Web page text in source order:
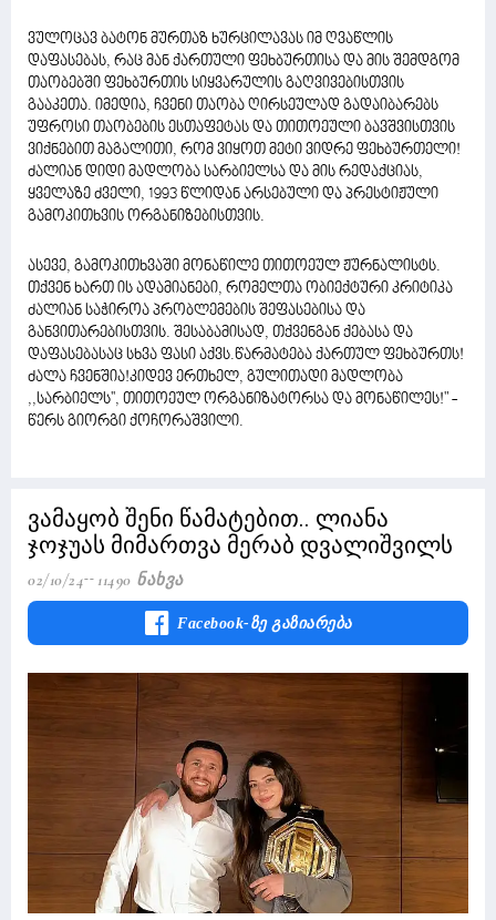
ვულოცავ ბატონ მურთაზ ხურცილავას იმ ღვაწლის
დაფასებას, რაც მან ქართული ფეხბურთისა და მის შემდგომ
თაობებში ფეხბურთის სიყვარულის გაღვივებისთვის
გააკეთა. იმედია, ჩვენი თაობა ღირსეულად გადაიბარებს
უფროსი თაობების ესთაფეტას და თითოეული ბავშვისთვის
ვიქნებით მაგალითი, რომ ვიყოთ მეტი ვიდრე ფეხბურთელი!
ძალიან დიდი მადლობა სარბიელსა და მის რედაქციას,
ყველაზე ძველი, 1993 წლიდან არსებული და პრესტიჟული
გამოკითხვის ორგანიზებისთვის.
ასევე, გამოკითხვაში მონაწილე თითოეულ ჟურნალისტს.
თქვენ ხართ ის ადამიანები, რომელთა ობიექტური კრიტიკა
ძალიან საჭიროა პრობლემების შეფასებისა და
განვითარებისთვის. შესაბამისად, თქვენგან ქებასა და
დაფასებასაც სხვა ფასი აქვს.წარმატება ქართულ ფეხბურთს!
ძალა ჩვენშია!კიდევ ერთხელ, გულითადი მადლობა
,,სარბიელს'', თითოეულ ორგანიზატორსა და მონაწილეს!" -
წერს გიორგი ქოჩორაშვილი.
ვამაყობ შენი წამატებით.. ლიანა
ჯოჯუას მიმართვა მერაბ დვალიშვილს
02/10/24 11490 Ნახვა
Facebook-Ზე Გაზიარება